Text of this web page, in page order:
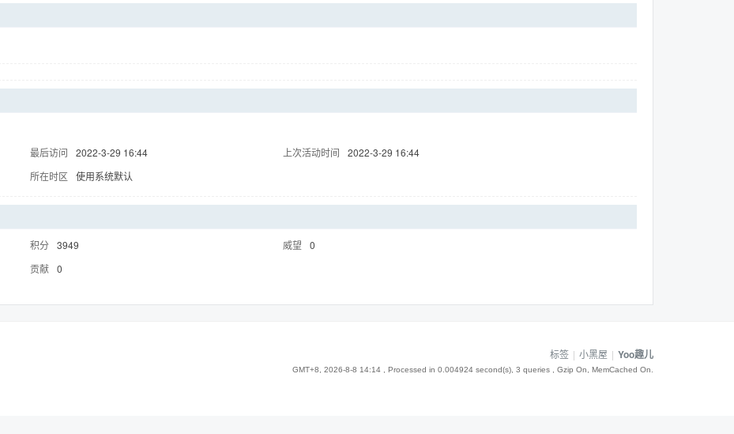
最后访问 2022-3-29 16:44 上次活动时间
2022-3-29 16:44
所在时区 使用系统默认
积分 3949 威望
0
贡献 0
标签 | 小黑屋 | Yoo趣儿
GMT+8, 2026-8-8 14:14 , Processed in 0.004924 second(s), 3 queries , Gzip On, MemCached On.